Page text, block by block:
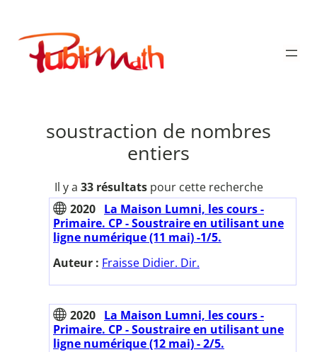
contenu
Publimath
soustraction de nombres
entiers
Il y a 33 résultatspour cette recherche
2020 La Maison Lumni, les cours -
Primaire. CP - Soustraire en utilisant une
ligne numérique (11 mai) -1/5.
Auteur : Fraisse Didier. Dir.
2020 La Maison Lumni, les cours -
Primaire. CP - Soustraire en utilisant une
ligne numérique (12 mai) - 2/5.